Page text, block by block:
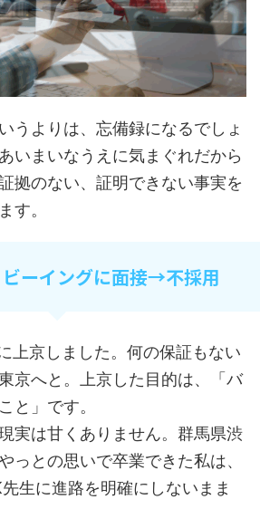
うよりは、忘備録になるでしょ
いまいなうえに気まぐれだから
拠のない、証明できない事実を
す。
ーイングに面接→不採用
上京しました。何の保証もない
京へと。上京した目的は、「バ
と」です。
実は甘くありません。群馬県渋
っとの思いで卒業できた私は、
生に進路を明確にしないまま